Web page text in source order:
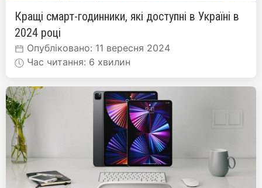
Кращі смарт-годинники, які доступні в Україні в
2024 році
Опубліковано: 11 вересня 2024
Час читання: 6 хвилин